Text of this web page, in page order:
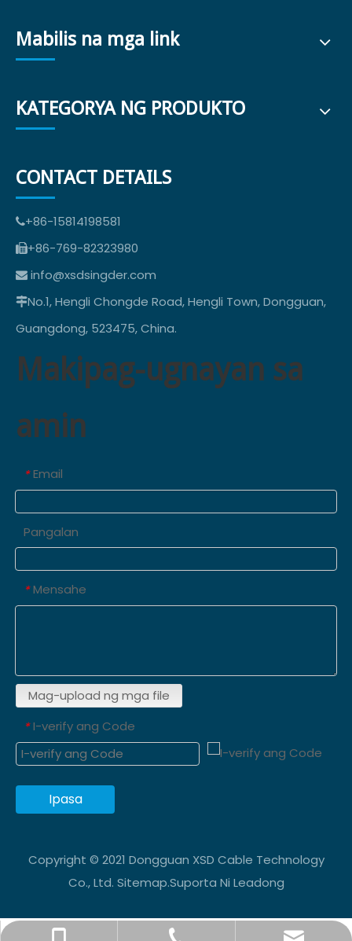
Mabilis na mga link
KATEGORYA NG PRODUKTO
CONTACT DETAILS
+86-15814198581
+86-769-82323980
 info@xsdsingder.com
No.1, Hengli Chongde Road, Hengli Town, Dongguan,
Guangdong, 523475, China.
Makipag-ugnayan sa
amin
* Email
Pangalan
* Mensahe
Mag-upload ng mga file
* I-verify ang Code
Ipasa
Copyright © 2021 Dongguan XSD Cable Technology
Co., Ltd. Sitemap.Suporta Ni Leadong